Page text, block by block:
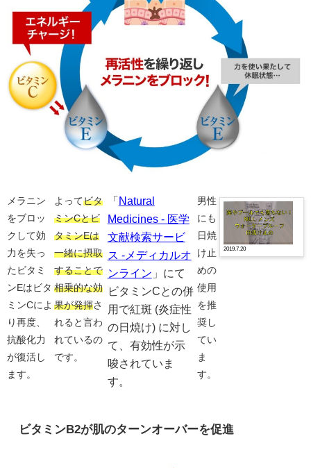
メラニン
をブロッ
クして効
力を失っ
たビタミ
ンEはビタ
ミンCによ
り再度、
抗酸化力
が復活し
ます。
よってビタ
ミンCとビ
タミンEは
一緒に摂取
することで
相乗的な効
果が発揮さ
れると言わ
れているの
です。
「 Natural
Medicines - 医学
文献検索サービ
ス -メディカルオ
ンライン 」にて
ビタミンCとの併
用で紅斑 (炎症性
の日焼け) に対し
て、有効性が示
唆されていま
す。
男性
にも
日焼
け止
めの
使用
を推
奨し
てい
ま
す。
2019.7.20
ビタミンB2が肌のターンオーバーを促進